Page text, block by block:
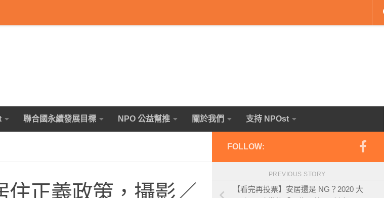
聯合國永續發展目標 NPO 公益幫推 關於我們 支持 NPOst
正義政策，攝影／
FOLLOW:
PREVIOUS STORY
【看完再投票】安居還是 NG？2020 大